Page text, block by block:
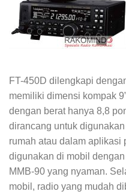
FT-450D dilengkapi
memiliki dimensi kompak
dengan berat hanya 8,8
dirancang untuk
rumah atau dalam aplikasi
digunakan di mobil
MMB-90 yang nyaman.
mobil, radio yang mudah